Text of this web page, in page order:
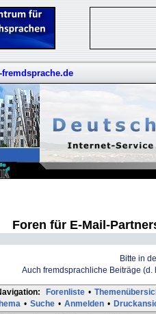
Foren für E-Mail-
Bitte in
Auch fremdsprachliche Beiträge
Forenliste •
• Suche • Anmelden •